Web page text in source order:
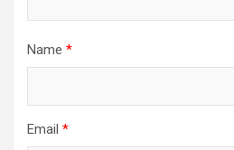
Name *
Email *